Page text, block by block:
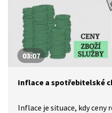
03:07
Inflace a spotřebitelské
Inflace je situace, kdy ceny